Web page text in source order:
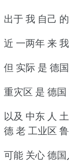
出于 我 自己
近 一两年 来
但 实际 是 德
重灾区 是 德
以及 中东 人
德 老 工业区 鲁
可能 关心 德